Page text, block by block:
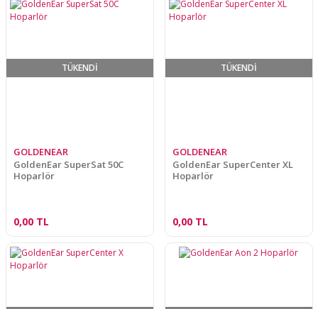
TÜKENDİ
GOLDENEAR
GoldenEar SuperSat 50C
Hoparlör
0,00 TL
TÜKENDİ
GOLDENEAR
GoldenEar SuperCenter XL
Hoparlör
0,00 TL